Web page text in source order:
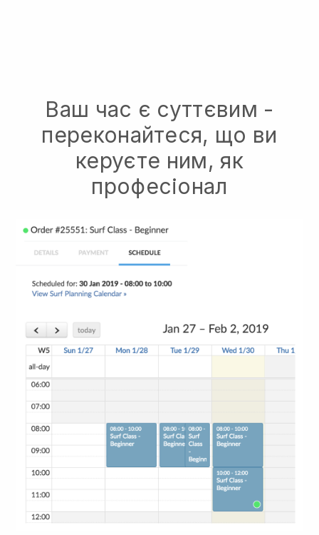
Ваш час є суттєвим -
переконайтеся, що ви
керуєте ним, як
професіонал